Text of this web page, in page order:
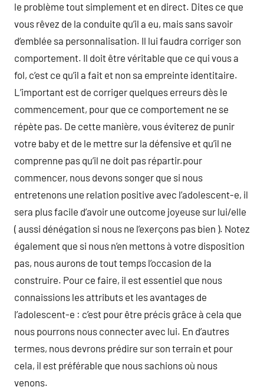
le problème tout simplement et en direct. Dites ce que
vous rêvez de la conduite qu’il a eu, mais sans savoir
d’emblée sa personnalisation. Il lui faudra corriger son
comportement. Il doit être véritable que ce qui vous a
fol, c’est ce qu’il a fait et non sa empreinte identitaire.
L’important est de corriger quelques erreurs dès le
commencement, pour que ce comportement ne se
répète pas. De cette manière, vous éviterez de punir
votre baby et de le mettre sur la défensive et qu’il ne
comprenne pas qu’il ne doit pas répartir.pour
commencer, nous devons songer que si nous
entretenons une relation positive avec l’adolescent-e, il
sera plus facile d’avoir une outcome joyeuse sur lui/elle
( aussi dénégation si nous ne l’exerçons pas bien ). Notez
également que si nous n’en mettons à votre disposition
pas, nous aurons de tout temps l’occasion de la
construire. Pour ce faire, il est essentiel que nous
connaissions les attributs et les avantages de
l’adolescent-e : c’est pour être précis grâce à cela que
nous pourrons nous connecter avec lui. En d’autres
termes, nous devrons prédire sur son terrain et pour
cela, il est préférable que nous sachions où nous
venons.